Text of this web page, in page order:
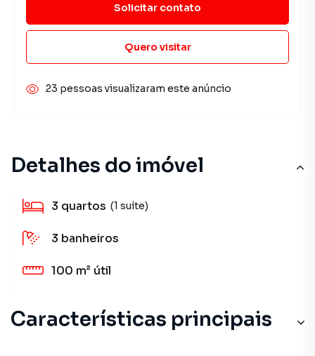
Detalhes do imóvel
3 quartos (1 suíte)
3 banheiros
100 m² útil
Características principais
Solicitar contato
Quero visitar
23 pessoas visualizaram este anúncio